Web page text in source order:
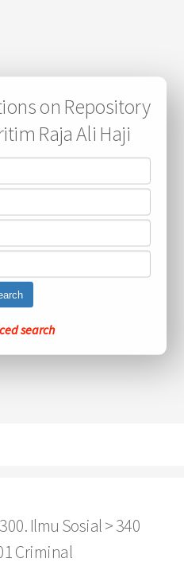
on Repository
Raja Ali Haji
search
Ilmu Sosial > 340
Criminal